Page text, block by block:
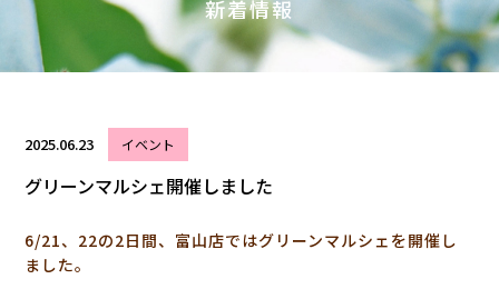
新着情報
2025.06.23 イベント
グリーンマルシェ開催しました
6/21、22の2日間、富山店ではグリーンマルシェを開催し
ました。